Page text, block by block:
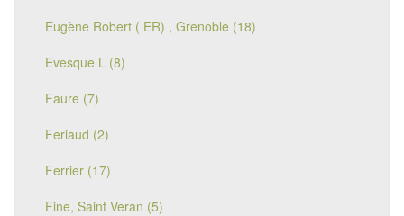
Eugène Robert ( ER) , Grenoble (18)
Evesque L (8)
Faure (7)
Feriaud (2)
Ferrier (17)
Fine, Saint Veran (5)